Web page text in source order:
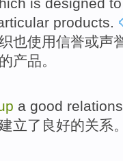
is designed to
products.
也使用信誉或声
的产品。
a good
立了 良好的关系